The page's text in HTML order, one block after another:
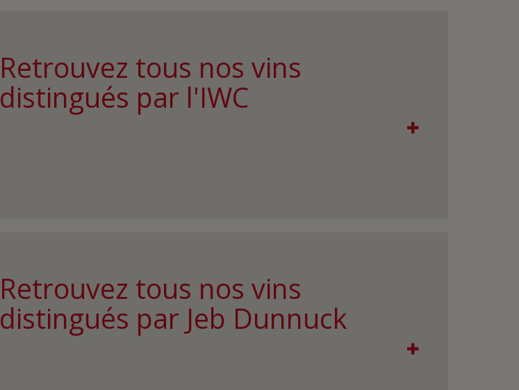
Retrouvez tous nos vins
distingués par l'IWC
Retrouvez tous nos vins
distingués par Jeb Dunnuck